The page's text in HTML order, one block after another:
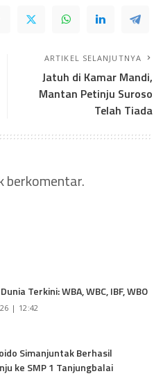
ARTIKEL SELANJUTNYA
Jatuh di Kamar Mandi,
Mantan Petinju Suroso
Telah Tiada
berkomentar.
Terkini: WBA, WBC, IBF, WBO
| 12:42
Simanjuntak Berhasil
ke SMP 1 Tanjungbalai